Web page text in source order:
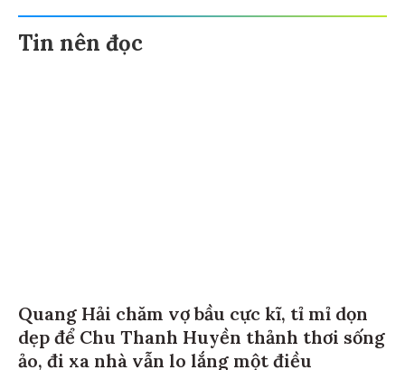
Tin nên đọc
Quang Hải chăm vợ bầu cực kĩ, tỉ mỉ dọn
dẹp để Chu Thanh Huyền thảnh thơi sống
ảo, đi xa nhà vẫn lo lắng một điều